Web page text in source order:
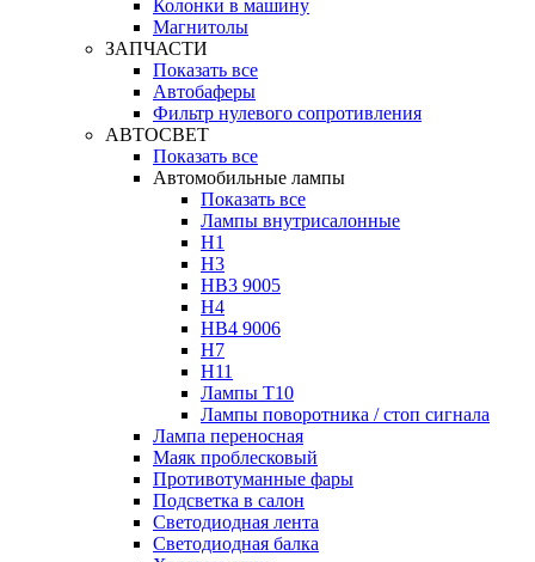
Колонки в машину
Магнитолы
ЗАПЧАСТИ
Показать все
Автобаферы
Фильтр нулевого сопротивления
АВТОСВЕТ
Показать все
Автомобильные лампы
Показать все
Лампы внутрисалонные
H1
H3
HB3 9005
H4
HB4 9006
H7
H11
Лампы Т10
Лампы поворотника / стоп сигнала
Лампа переносная
Маяк проблесковый
Противотуманные фары
Подсветка в салон
Светодиодная лента
Светодиодная балка